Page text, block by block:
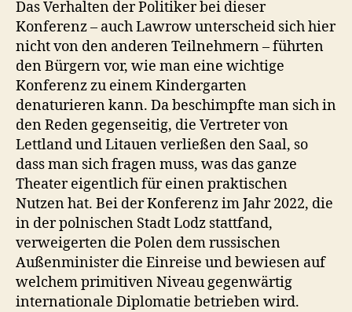
Das Verhalten der Politiker bei dieser
Konferenz – auch Lawrow unterscheid sich hier
nicht von den anderen Teilnehmern – führten
den Bürgern vor, wie man eine wichtige
Konferenz zu einem Kindergarten
denaturieren kann. Da beschimpfte man sich in
den Reden gegenseitig, die Vertreter von
Lettland und Litauen verließen den Saal, so
dass man sich fragen muss, was das ganze
Theater eigentlich für einen praktischen
Nutzen hat. Bei der Konferenz im Jahr 2022, die
in der polnischen Stadt Lodz stattfand,
verweigerten die Polen dem russischen
Außenminister die Einreise und bewiesen auf
welchem primitiven Niveau gegenwärtig
internationale Diplomatie betrieben wird.